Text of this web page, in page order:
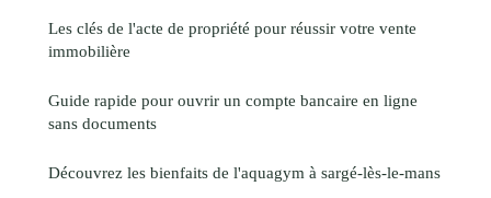
Les clés de l'acte de propriété pour réussir votre vente
immobilière
Guide rapide pour ouvrir un compte bancaire en ligne
sans documents
Découvrez les bienfaits de l'aquagym à sargé-lès-le-mans